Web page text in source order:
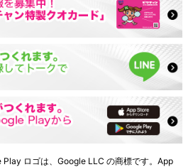
ロゴは、Google LLC の商標です。App